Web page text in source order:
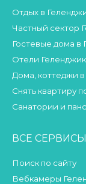
Отдых в
Частный сектор
Гостевые дома в
Отели
Дома, коттеджи
Снять квартиру
Санатории и
ВСЕ СЕРВИСЫ
Поиск по сайту
Вебкамеры